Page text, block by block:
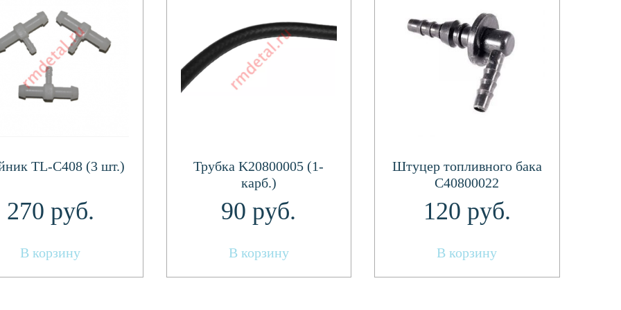
TL-C408 (3 шт.)
270 руб.
В корзину
Трубка K20800005 (1-
карб.)
90 руб.
В корзину
Штуцер топливного бака
С40800022
120 руб.
В корзину